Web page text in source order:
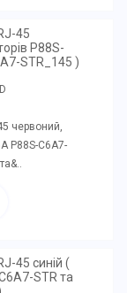
45
P88S-
STR_145 )
червоний,
P88S-C6A7-
45 синій (
STR та